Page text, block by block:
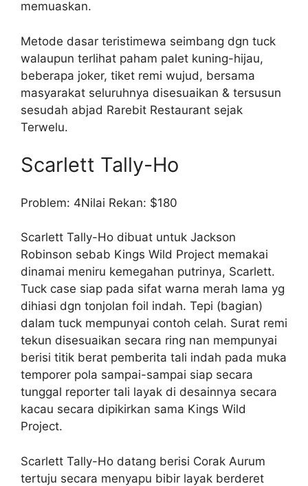
memuaskan.
Metode dasar teristimewa seimbang dgn tuck
walaupun terlihat paham palet kuning-hijau,
beberapa joker, tiket remi wujud, bersama
masyarakat seluruhnya disesuaikan & tersusun
sesudah abjad Rarebit Restaurant sejak
Terwelu.
Scarlett Tally-Ho
Problem: 4Nilai Rekan: $180
Scarlett Tally-Ho dibuat untuk Jackson
Robinson sebab Kings Wild Project memakai
dinamai meniru kemegahan putrinya, Scarlett.
Tuck case siap pada sifat warna merah lama yg
dihiasi dgn tonjolan foil indah. Tepi (bagian)
dalam tuck mempunyai contoh celah. Surat remi
tekun disesuaikan secara ring nan mempunyai
berisi titik berat pemberita tali indah pada muka
temporer pola sampai-sampai siap secara
tunggal reporter tali layak di desainnya secara
kacau secara dipikirkan sama Kings Wild
Project.
Scarlett Tally-Ho datang berisi Corak Aurum
tertuju secara menyapu bibir layak berderet